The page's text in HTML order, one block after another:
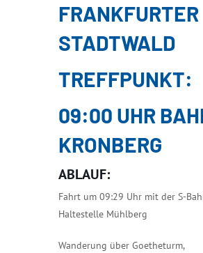
FRANKFURTER
STADTWALD
TREFFPUNKT:
09:00 UHR
KRONBERG
ABLAUF:
Fahrt um 09:29 Uhr mit der S-
Haltestelle Mühlberg
Wanderung über Goetheturm,